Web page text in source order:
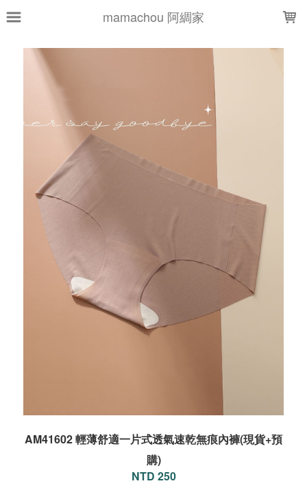
mamachou 阿綢家
AM41602 輕薄舒適一片式透氣速乾無痕內褲(現貨+預
購)
NTD 250